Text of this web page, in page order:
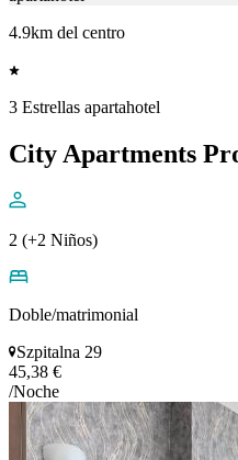
4.9km del centro
3 Estrellas apartahotel
City Apartments
2 (+2 Niños)
Doble/matrimonial
Szpitalna 29
45,38 €
/Noche